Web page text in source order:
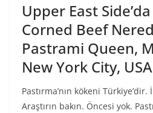
Upper East
Corned Beef
Pastrami Queen,
New York City, USA
Pastırma’nın kökeni
Araştırın bakın. Öncesi yok.